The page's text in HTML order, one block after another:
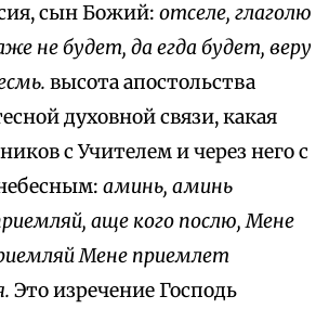
сын Божий: отселе, глаголю
не будет, да егда будет, веру
высота апостольства
духовной связи, какая
с Учителем и через него с
аминь, аминь
аще кого послю, Мене
Мене npиемлет
Это изречение Господь